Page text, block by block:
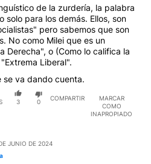
de la zurdería, la palabra
solo para los demás. Ellos, son
pero sabemos que son
No como Milei que es un
Derecha", o (Como lo califica la
Liberal".
se va dando cuenta.
3 0
COMPARTIR
MARCAR
COMO
INAPROPIADO
JUNIO DE 2024